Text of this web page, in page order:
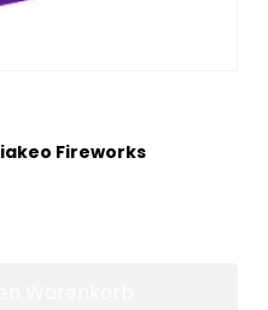
Fireworks